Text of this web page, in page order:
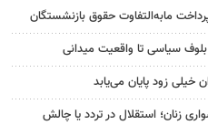
مابه‌التفاوت حقوق بازنشستگان
سیاسی تا واقعیت میدانی
خیلی زود پایان می‌یابد
زنان؛ استقلال در تردد یا چالش